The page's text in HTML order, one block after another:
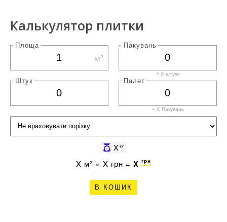
Калькулятор плитки
Площа
м²
Пакувань
+ X штуки
Штук Палет
+ X Пакувань
Xкг
X м² × X грн = X грн
В КОШИК